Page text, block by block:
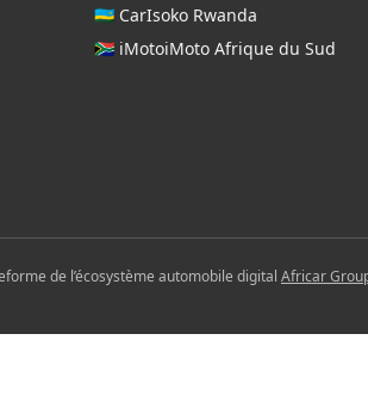
🇷🇼 CarIsoko Rwanda
🇿🇦 iMotoiMoto Afrique du Sud
de l’écosystème automobile digital Africar